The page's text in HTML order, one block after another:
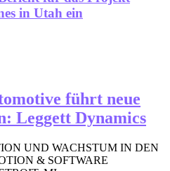
in Utah ein
führt neue
Leggett Dynamics
UND WACHSTUM IN DEN
& SOFTWARE